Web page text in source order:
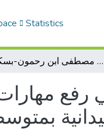
Statistics
فعالية برنامج تدريبي قائم على التوكيدية في رفع مهارات الاتصال الشخصي لدى عينة من المراهقين المتمدرسين)دراسة ميدانية بمتوسطة ابو بكر مصطفى ابن رحمون-بسكرة
في رفع